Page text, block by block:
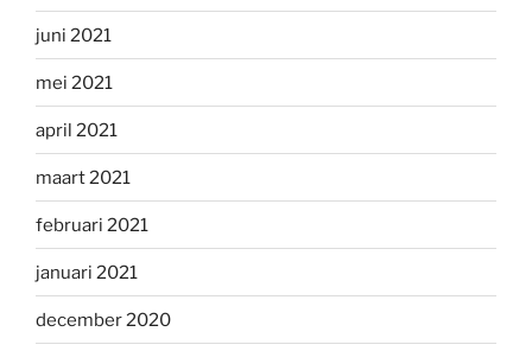
juni 2021
mei 2021
april 2021
maart 2021
februari 2021
januari 2021
december 2020